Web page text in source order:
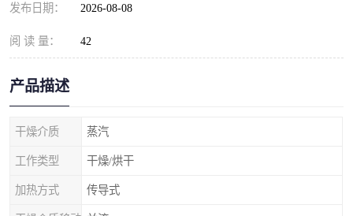
发布日期： 2026-08-08
阅 读 量： 42
产品描述
干燥介质 蒸汽
工作类型 干燥/烘干
加热方式 传导式